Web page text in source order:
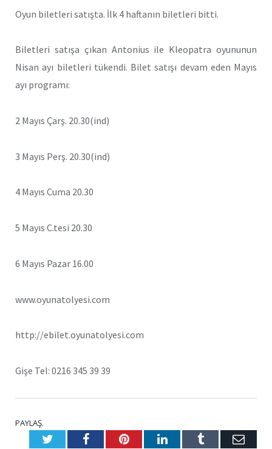
Oyun biletleri satışta. İlk 4 haftanın biletleri bitti.
Biletleri satışa çıkan Antonius ile Kleopatra oyununun
Nisan ayı biletleri tükendi. Bilet satışı devam eden Mayıs
ayı programı:
2 Mayıs Çarş. 20.30(ind)
3 Mayıs Perş. 20.30(ind)
4 Mayıs Cuma 20.30
5 Mayıs C.tesi 20.30
6 Mayıs Pazar 16.00
www.oyunatolyesi.com
http://ebilet.oyunatolyesi.com
Gişe Tel: 0216 345 39 39
PAYLAŞ.
TwitterFacebookPinterestLinkedInTumblr E-